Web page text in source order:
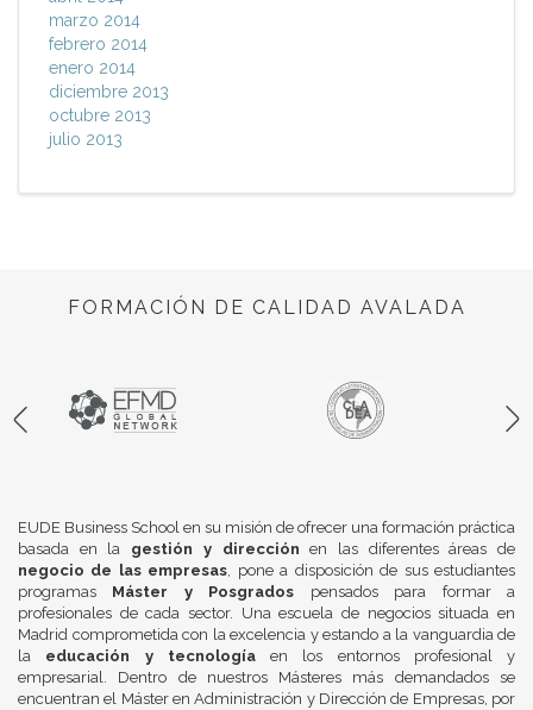
marzo 2014
febrero 2014
enero 2014
diciembre 2013
octubre 2013
julio 2013
FORMACIÓN DE CALIDAD AVALADA
EUDE Business School en su misión de ofrecer una formación práctica
basada en la gestión y dirección en las diferentes áreas de
negocio de las empresas, pone a disposición de sus estudiantes
programas Máster y Posgrados pensados para formar a
profesionales de cada sector. Una escuela de negocios situada en
Madrid comprometida con la excelencia y estando a la vanguardia de
la educación y tecnologíaen los entornos profesional y
empresarial. Dentro de nuestros Másteres más demandados se
encuentran el Máster en Administración y Dirección de Empresas, por